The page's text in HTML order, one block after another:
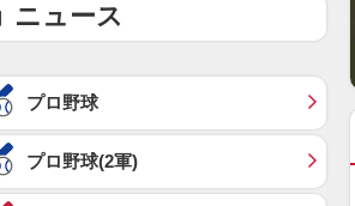
ニュース
プロ野球
プロ野球(2軍)